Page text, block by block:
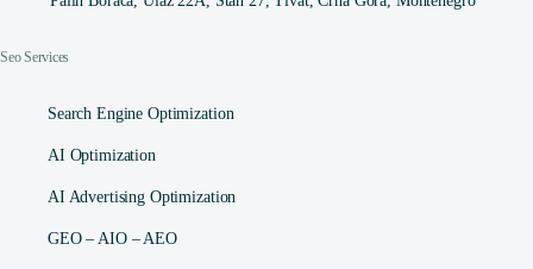
Seo Services
Search Engine Optimization
AI Optimization
AI Advertising Optimization
GEO – AIO – AEO